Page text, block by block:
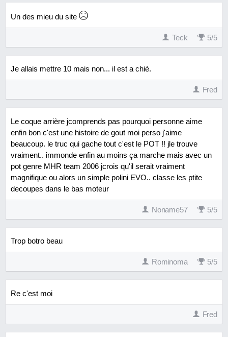
Un des mieu du site
Teck 5/5
Je allais mettre 10 mais non... il est a chié.
Fred
Le coque arrière jcomprends pas pourquoi personne aime
enfin bon c'est une histoire de gout moi perso j'aime
beaucoup. le truc qui gache tout c'est le POT !! jle trouve
vraiment.. immonde enfin au moins ça marche mais avec un
pot genre MHR team 2006 jcrois qu'il serait vraiment
magnifique ou alors un simple polini EVO.. classe les ptite
decoupes dans le bas moteur
Noname57 5/5
Trop botro beau
Rominoma 5/5
Re c'est moi
Fred